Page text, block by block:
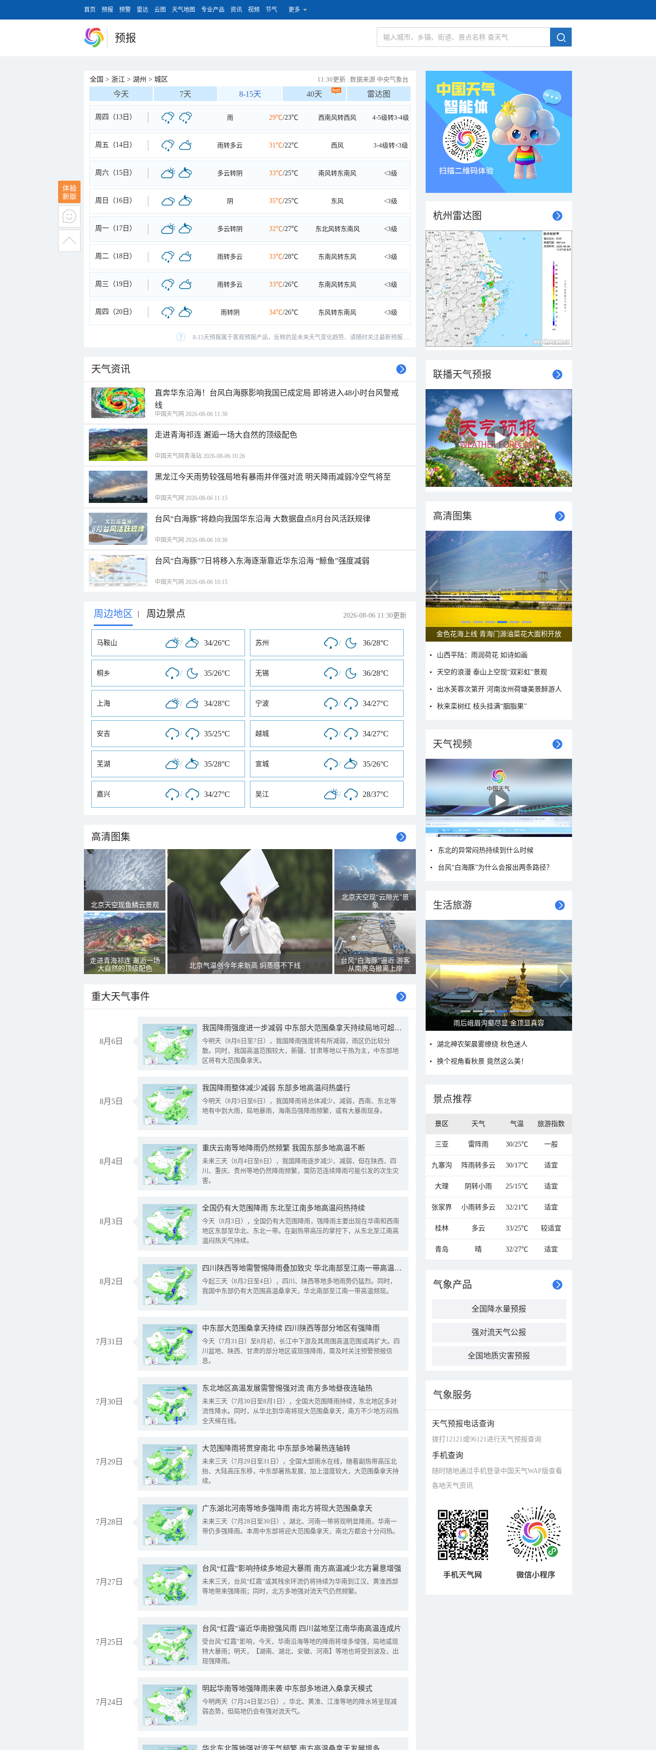
首页 预报 预警 雷达 云图 天气地图 专业产品 资讯 视频 节气 更多
预报
全国 > 浙江 > 湖州 > 城区 11:30更新 | 数据来源 中央气象台
今天 7天 8-15天 40天 雷达图
周四（13日） 雨 29℃/23℃ 西南风转西风 4-5级转3-4级
周五（14日） 雨转多云 31℃/22℃ 西风 3-4级转<3级
周六（15日） 多云转阴 33℃/25℃ 南风转东南风 <3级
周日（16日） 阴 35℃/25℃ 东风 <3级
周一（17日） 多云转阴 32℃/27℃ 东北风转东南风 <3级
周二（18日） 雨转多云 33℃/28℃ 东南风转东风 <3级
周三（19日） 雨转多云 33℃/26℃ 东南风转东风 <3级
周四（20日） 雨转阴 34℃/26℃ 东风转东南风 <3级
8-15天预报属于客观预报产品，反映的是未来天气变化趋势、请随时关注最新预报.....
天气资讯
直奔华东沿海！台风白海豚影响我国已成定局 即将进入48小时台风警戒
线
中国天气网 2026-08-06 11:30
走进青海祁连 邂逅一场大自然的顶级配色
中国天气网青海站 2026-08-06 10:26
黑龙江今天雨势较强局地有暴雨并伴强对流 明天降雨减弱冷空气将至
中国天气网 2026-08-06 11:15
台风“白海豚”将趋向我国华东沿海 大数据盘点8月台风活跃规律
中国天气网 2026-08-06 10:30
台风“白海豚”7日将移入东海逐渐靠近华东沿海 “鲸鱼”强度减弱
中国天气网 2026-08-06 10:15
周边地区 | 周边景点 2026-08-06 11:30更新
马鞍山 / 34/26°C 苏州 / 36/28°C
桐乡 / 35/26°C 无锡 / 36/28°C
上海 / 34/28°C 宁波 / 34/27°C
安吉 / 35/25°C 越城 / 34/27°C
芜湖 / 35/28°C 宣城 / 35/26°C
嘉兴 / 34/27°C 吴江 / 28/37°C
高清图集
北京天空现鱼鳞云景观
走进青海祁连 邂逅一场
大自然的顶级配色
北京气温创今年来新高 焖蒸感不下线
北京天空现“云隙光”景
象
台风“白海豚”逼近 游客
从南麂岛撤离上岸
重大天气事件
8月6日
我国降雨强度进一步减弱 中东部大范围桑拿天持续局地可超38℃
今明天（8月6日至7日），我国降雨强度将有所减弱，雨区仍比较分
散。同时，我国高温范围较大，新疆、甘肃等地以干热为主，中东部地
区将有大范围桑拿天。
8月5日
我国降雨整体减少减弱 东部多地高温闷热盛行
今明天（8月5日至6日），我国降雨将总体减少、减弱，西南、东北等
地有中到大雨，局地暴雨，海南岛强降雨频繁，或有大暴雨现身。
8月4日
重庆云南等地降雨仍然频繁 我国东部多地高温不断
未来三天（8月4日至6日），我国降雨逐步减少、减弱，但在陕西、四
川、重庆、贵州等地仍然降雨频繁，需防范连续降雨可能引发的次生灾
害。
8月3日
全国仍有大范围降雨 东北至江南多地高温闷热持续
今天（8月3日），全国仍有大范围降雨，强降雨主要出现在华南和西南
地区东部至华北、东北一带。在副热带高压的掌控下，从东北至江南高
温闷热天气持续。
8月2日
四川陕西等地需警惕降雨叠加致灾 华北南部至江南一带高温频现
今起三天（8月2日至4日），四川、陕西等地多地雨势仍猛烈。同时，
我国中东部仍有大范围高温桑拿天，华北南部至江南一带高温频现。
7月31日
中东部大范围桑拿天持续 四川陕西等部分地区有强降雨
今天（7月31日）至8月初，长江中下游及其周围高温范围或再扩大。四
川盆地、陕西、甘肃的部分地区或现强降雨，需及时关注预警预报信
息。
7月30日
东北地区高温发展需警惕强对流 南方多地昼夜连轴热
未来三天（7月30日至8月1日），全国大范围降雨持续，东北地区多对
流性降水。同时，从华北到华南将现大范围桑拿天，南方不少地方闷热
全天候在线。
7月29日
大范围降雨将贯穿南北 中东部多地暑热连轴转
未来三天（7月29日至31日），全国大部雨水在线，随着副热带高压北
抬、大陆高压东移，中东部暑热发展，加上湿度较大，大范围桑拿天持
续。
7月28日
广东湖北河南等地多强降雨 南北方将现大范围桑拿天
未来三天（7月28日至30日），湖北、河南一带将现明显降雨，华南一
带仍多强降雨。本周中东部将迎大范围桑拿天，南北方都会十分闷热。
7月27日
台风“红霞”影响持续多地迎大暴雨 南方高温减少北方暑意增强
未来三天，台风“红霞”或其残余环流仍将持续为华南到江汉、黄淮西部
等地带来强降雨；同时，北方多地强对流天气仍然频繁。
7月25日
台风“红霞”逼近华南掀强风雨 四川盆地至江南华南高温连成片
受台风“红霞”影响，今天，华南沿海等地的降雨将增多增强，局地或现
特大暴雨；明天，【湖南、湖北、安徽、河南】等地也将受到波及，出
现强降雨。
7月24日
明起华南等地强降雨来袭 中东部多地进入桑拿天模式
今明两天（7月24日至25日），华北、黄淮、江淮等地的降水将呈现减
弱态势，但局地仍会有强对流天气。
杭州雷达图
联播天气预报
高清图集
呼伦贝尔草原 藏着最治愈的蓝天白云
山西平陆：雨润荷花 如诗如画
天空的浪漫 泰山上空现“双彩虹”景观
出水芙蓉次第开 河南汝州荷塘美景醉游人
秋来栾树红 枝头挂满“胭脂果”
天气视频
东北的异常闷热持续到什么时候
台风“白海豚”为什么会报出两条路径？
生活旅游
秋意浓 蓝天映衬下的哈尔滨伏尔加庄园
湖北神农架晨雾缭绕 秋色迷人
换个视角看秋景 竟然这么美！
景点推荐
景区 天气 气温 旅游指数
三亚 雷阵雨 30/25℃ 一般
九寨沟 阵雨转多云 30/17℃ 适宜
大理 阴转小雨 25/15℃ 适宜
张家界 小雨转多云 32/21℃ 适宜
桂林 多云 33/25℃ 较适宜
青岛 晴 32/27℃ 适宜
气象产品
全国降水量预报
强对流天气公报
全国地质灾害预报
气象服务
天气预报电话查询
拨打12121或96121进行天气预报查询
手机查询
随时随地通过手机登录中国天气WAP版查看
各地天气资讯